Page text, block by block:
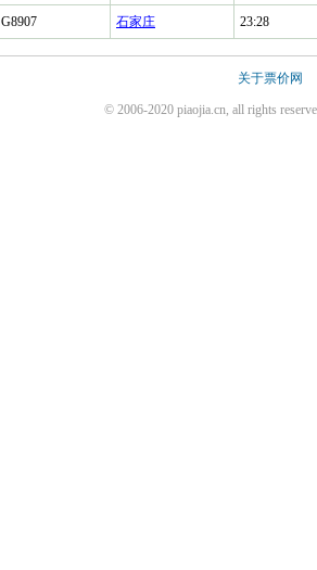
G8907 石家庄 23:28
关于票价网
© 2006-2020 piaojia.cn, all rights